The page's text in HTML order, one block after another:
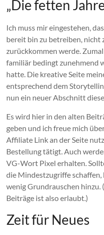
„Die fetten
Ich muss mir eingestehen,
bereit bin zu betreiben, nicht
zurückkommen werde.
familiär bedingt zunehmend
hatte. Die kreative Seite
entsprechend dem
nun ein neuer Abschnitt
Es wird hier in den alten
geben und ich freue mich
Affiliate Link an der Seite
Bestellung tätigt. Auch
VG-Wort Pixel erhalten.
die Mindestzugriffe
wenig Grundrauschen hinzu.
Beiträge ist also erlaubt.)
Zeit für Neues